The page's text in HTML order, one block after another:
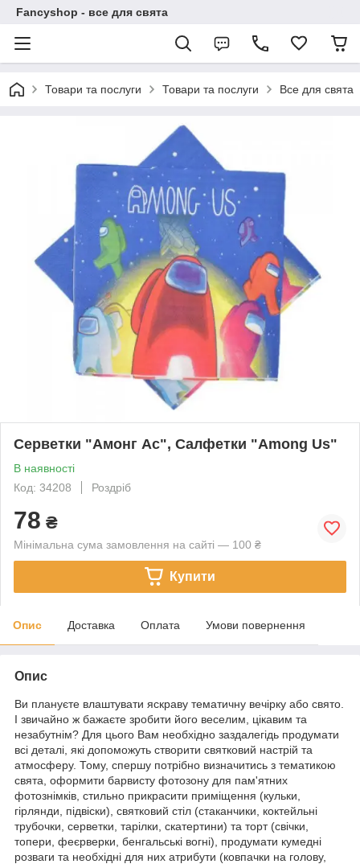
Fancyshop - все для свята
Товари та послуги Товари та послуги Все для свята
Серветки "Амонг Ас", Салфетки "Among Us"
В наявності
Код: 34208
Роздріб
78 ₴
Мінімальна сума замовлення на сайті — 100 ₴
Купити
Опис Доставка Оплата Умови повернення
Опис
Ви плануєте влаштувати яскраву тематичну вечірку або свято.
І звичайно ж бажаєте зробити його веселим, цікавим та
незабутнім? Для цього Вам необхідно заздалегідь продумати
всі деталі, які допоможуть створити святковий настрій та
атмосферу. Тому, спершу потрібно визначитись з тематикою
свята, оформити барвисту фотозону для пам'ятних
фотознімків, стильно прикрасити приміщення (кульки,
гірлянди, підвіски), святковий стіл (стаканчики, коктейльні
трубочки, серветки, тарілки, скатертини) та торт (свічки,
топери, феєрверки, бенгальські вогні), продумати кумедні
розваги та необхідні для них атрибути (ковпачки на голову,